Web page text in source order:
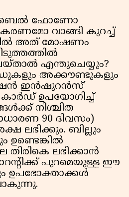
ഫോണോ
വാങ്ങി കുറച്ച്
അത് മോഷണം
എന്തുചെയ്യും?
അക്കൗണ്ടുകളും
ഇൻഷുറൻസ്'
ഉപയോഗിച്ച്
നിശ്ചിത
90 ദിവസം)
ലഭിക്കും. ബില്ലും
ഉണ്ടെങ്കിൽ
തിരികെ ലഭിക്കാൻ
പുറമെയുള്ള ഈ
ഉപഭോക്താക്കൾ